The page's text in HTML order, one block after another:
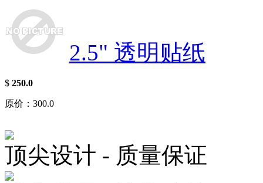
2.5" 透明贴纸
$ 250.0
原价：300.0
顶尖设计 - 质量保证